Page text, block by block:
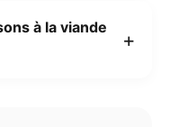
à la viande